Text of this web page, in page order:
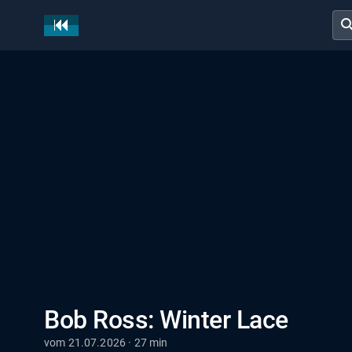
Bob Ross: Winter Lace
vom 21.07.2026 · 27 min